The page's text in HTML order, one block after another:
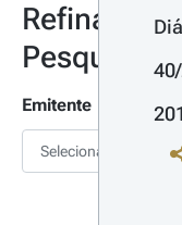
Refinar
Pesquisa
Emitente
Selecionar